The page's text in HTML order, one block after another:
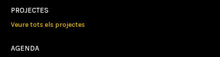
PROJECTES
Veure tots els projectes
AGENDA